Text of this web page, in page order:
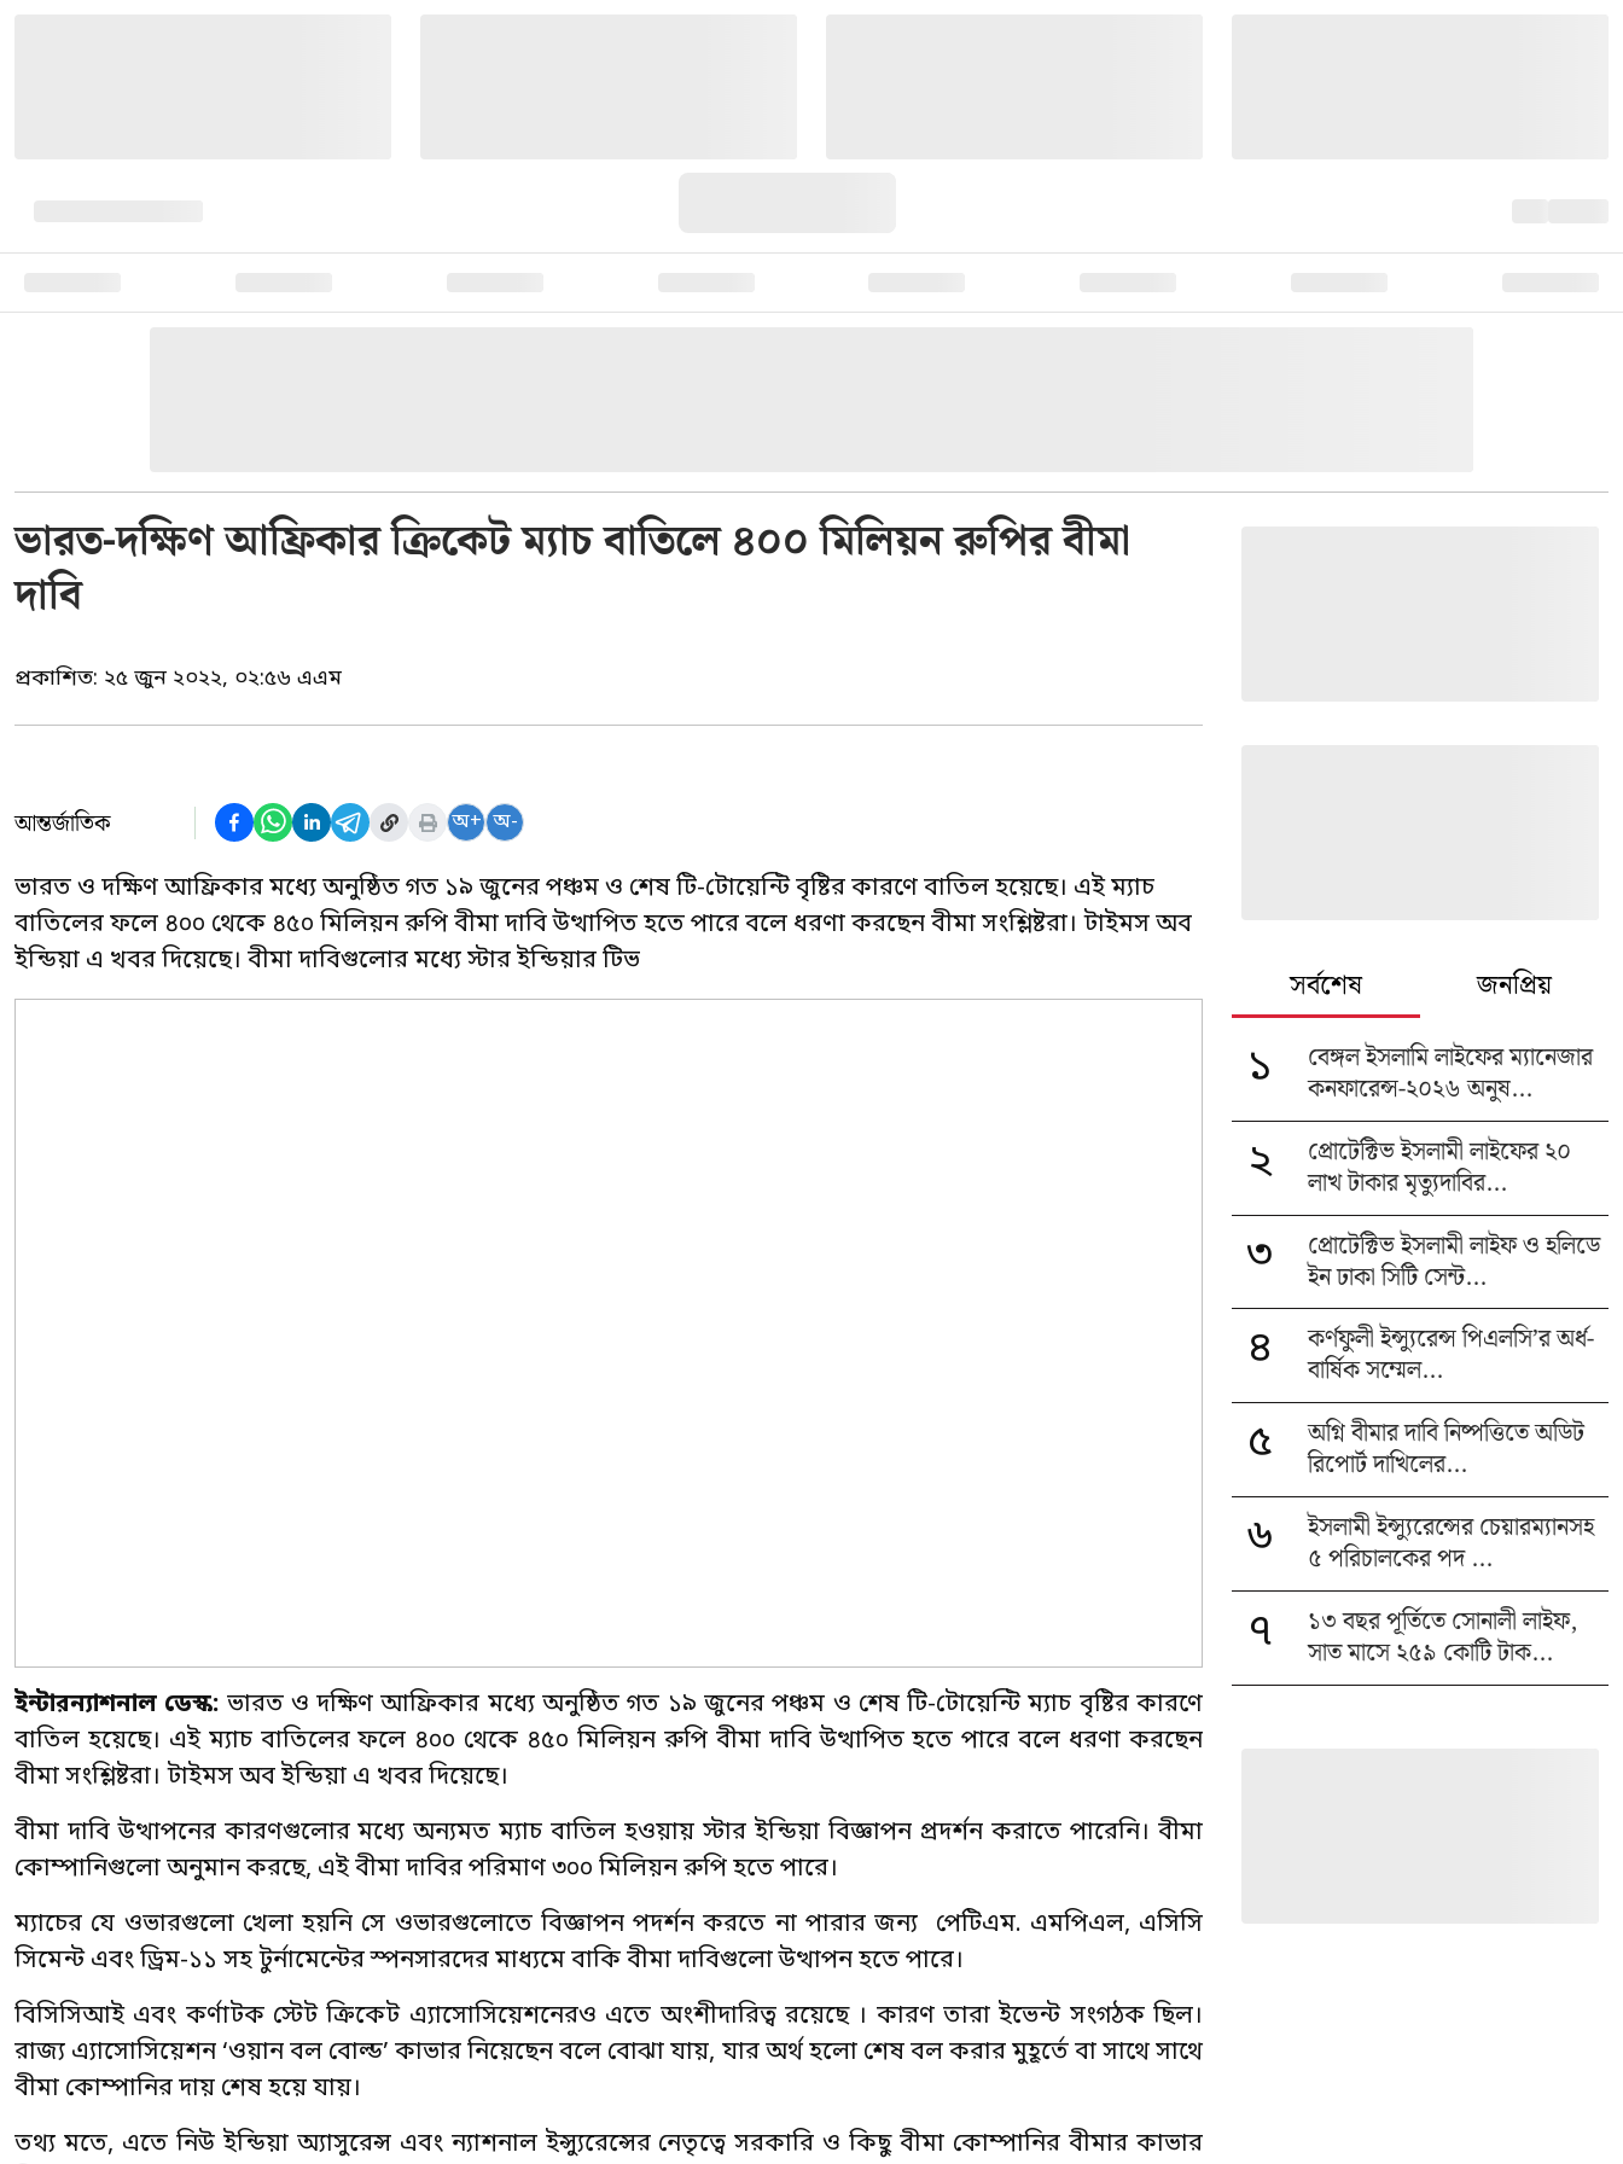
ভারত-দক্ষিণ আফ্রিকার ক্রিকেট ম্যাচ বাতিলে ৪০০ মিলিয়ন রুপির বীমা
দাবি
প্রকাশিত: ২৫ জুন ২০২২, ০২:৫৬ এএম
আন্তর্জাতিক অ+ অ-
ভারত ও দক্ষিণ আফ্রিকার মধ্যে অনুষ্ঠিত গত ১৯ জুনের পঞ্চম ও শেষ টি-টোয়েন্টি বৃষ্টির কারণে বাতিল হয়েছে। এই ম্যাচ
বাতিলের ফলে ৪০০ থেকে ৪৫০ মিলিয়ন রুপি বীমা দাবি উত্থাপিত হতে পারে বলে ধরণা করছেন বীমা সংশ্লিষ্টরা। টাইমস অব
ইন্ডিয়া এ খবর দিয়েছে। বীমা দাবিগুলোর মধ্যে স্টার ইন্ডিয়ার টিভ
ইন্টারন্যাশনাল ডেস্ক: ভারত ও দক্ষিণ আফ্রিকার মধ্যে অনুষ্ঠিত গত ১৯ জুনের পঞ্চম ও শেষ টি-টোয়েন্টি ম্যাচ বৃষ্টির কারণে
বাতিল হয়েছে। এই ম্যাচ বাতিলের ফলে ৪০০ থেকে ৪৫০ মিলিয়ন রুপি বীমা দাবি উত্থাপিত হতে পারে বলে ধরণা করছেন
বীমা সংশ্লিষ্টরা। টাইমস অব ইন্ডিয়া এ খবর দিয়েছে।
বীমা দাবি উত্থাপনের কারণগুলোর মধ্যে অন্যমত ম্যাচ বাতিল হওয়ায় স্টার ইন্ডিয়া বিজ্ঞাপন প্রদর্শন করাতে পারেনি। বীমা
কোম্পানিগুলো অনুমান করছে, এই বীমা দাবির পরিমাণ ৩০০ মিলিয়ন রুপি হতে পারে।
ম্যাচের যে ওভারগুলো খেলা হয়নি সে ওভারগুলোতে বিজ্ঞাপন পদর্শন করতে না পারার জন্য পেটিএম. এমপিএল, এসিসি
সিমেন্ট এবং ড্রিম-১১ সহ টুর্নামেন্টের স্পনসারদের মাধ্যমে বাকি বীমা দাবিগুলো উত্থাপন হতে পারে।
বিসিসিআই এবং কর্ণাটক স্টেট ক্রিকেট এ্যাসোসিয়েশনেরও এতে অংশীদারিত্ব রয়েছে । কারণ তারা ইভেন্ট সংগঠক ছিল।
রাজ্য এ্যাসোসিয়েশন ‘ওয়ান বল বোল্ড’ কাভার নিয়েছেন বলে বোঝা যায়, যার অর্থ হলো শেষ বল করার মুহূর্তে বা সাথে সাথে
বীমা কোম্পানির দায় শেষ হয়ে যায়।
তথ্য মতে, এতে নিউ ইন্ডিয়া অ্যাসুরেন্স এবং ন্যাশনাল ইন্স্যুরেন্সের নেতৃত্বে সরকারি ও কিছু বীমা কোম্পানির বীমার কাভার
সর্বশেষ জনপ্রিয়
১
বেঙ্গল ইসলামি লাইফের ম্যানেজার
কনফারেন্স-২০২৬ অনুষ...
২
প্রোটেক্টিভ ইসলামী লাইফের ২০
লাখ টাকার মৃত্যুদাবির...
৩
প্রোটেক্টিভ ইসলামী লাইফ ও হলিডে
ইন ঢাকা সিটি সেন্ট...
৪
কর্ণফুলী ইন্স্যুরেন্স পিএলসি’র অর্ধ-
বার্ষিক সম্মেল...
৫
অগ্নি বীমার দাবি নিষ্পত্তিতে অডিট
রিপোর্ট দাখিলের...
৬
ইসলামী ইন্স্যুরেন্সের চেয়ারম্যানসহ
৫ পরিচালকের পদ ...
৭
১৩ বছর পূর্তিতে সোনালী লাইফ,
সাত মাসে ২৫৯ কোটি টাক...